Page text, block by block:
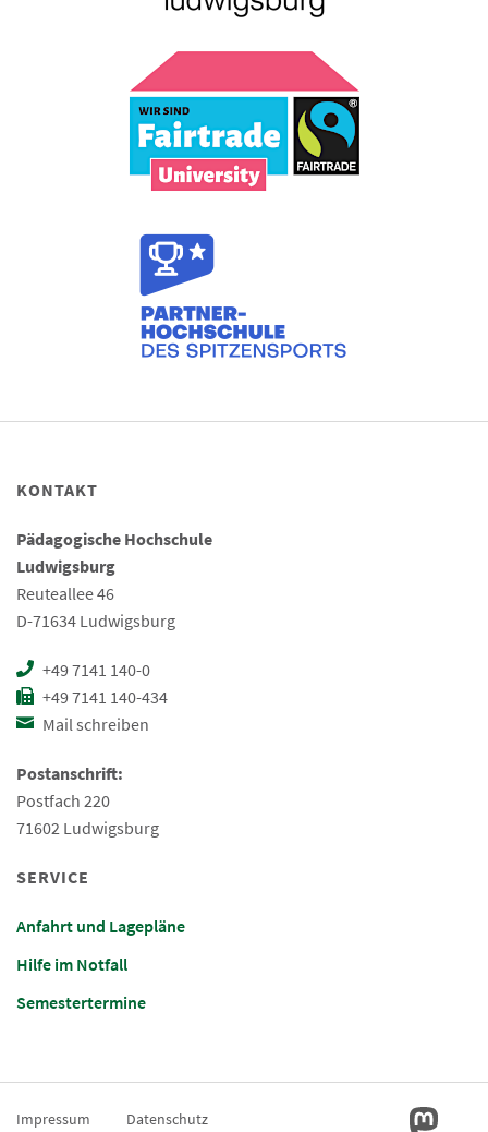
KONTAKT
Pädagogische Hochschule
Ludwigsburg
Reuteallee 46
D-71634 Ludwigsburg
+49 7141 140-0
+49 7141 140-434
Mail schreiben
Postanschrift:
Postfach 220
71602 Ludwigsburg
SERVICE
Anfahrt und Lagepläne
Hilfe im Notfall
Semestertermine
Impressum Datenschutz